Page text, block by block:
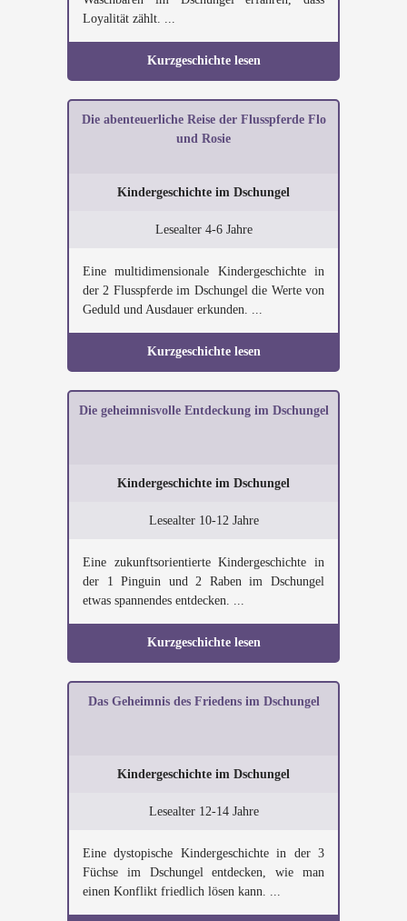
Loyalität zählt. ...
Kurzgeschichte lesen
Die abenteuerliche Reise der Flusspferde Flo
und Rosie
Kindergeschichte im Dschungel
Lesealter 4-6 Jahre
Eine multidimensionale Kindergeschichte in
der 2 Flusspferde im Dschungel die Werte von
Geduld und Ausdauer erkunden. ...
Kurzgeschichte lesen
Die geheimnisvolle Entdeckung im Dschungel
Kindergeschichte im Dschungel
Lesealter 10-12 Jahre
Eine zukunftsorientierte Kindergeschichte in
der 1 Pinguin und 2 Raben im Dschungel
etwas spannendes entdecken. ...
Kurzgeschichte lesen
Das Geheimnis des Friedens im Dschungel
Kindergeschichte im Dschungel
Lesealter 12-14 Jahre
Eine dystopische Kindergeschichte in der 3
Füchse im Dschungel entdecken, wie man
einen Konflikt friedlich lösen kann. ...